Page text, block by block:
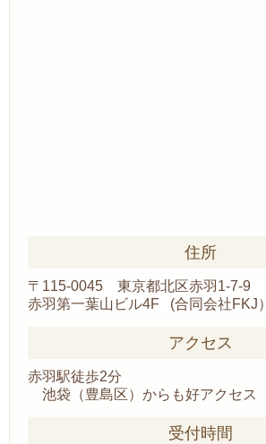
住所
〒115-0045 東京都北区赤羽1-7-9
赤羽第一葉山ビル4F (合同会社FKJ）
アクセス
赤羽駅徒歩2分
池袋（豊島区）からも好アクセス
受付時間